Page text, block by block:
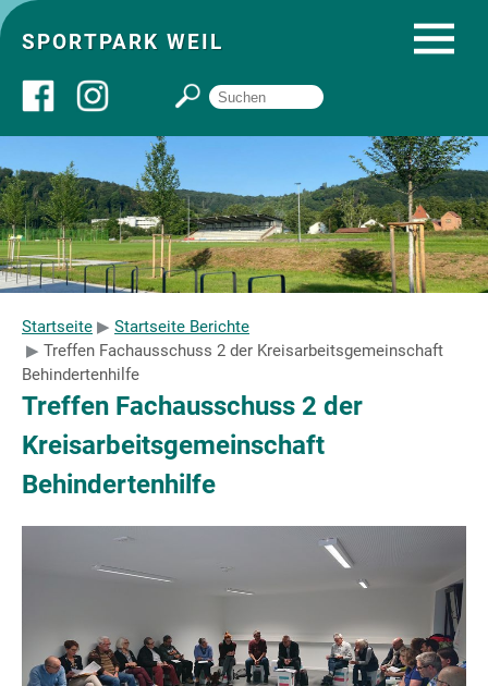
SPORTPARK WEIL
Über uns
Startseite
Angebote
Sozial- und Gruppenräume
Sportpark
Startseite
Startseite Berichte
Treffen Fachausschuss 2 der Kreisarbeitsgemeinschaft
Behindertenhilfe
Treffen Fachausschuss 2 der
Kreisarbeitsgemeinschaft
Behindertenhilfe